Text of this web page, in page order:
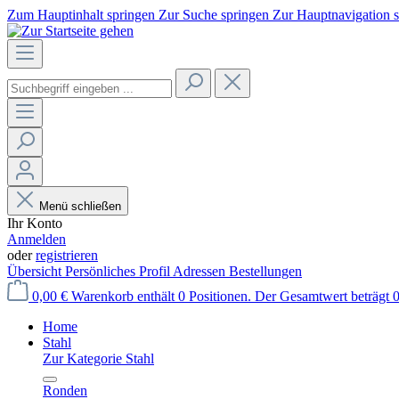
Zum Hauptinhalt springen Zur Suche springen Zur Hauptnavigation
Menü schließen
Ihr Konto
Anmelden
oderregistrieren
Übersicht Persönliches Profil Adressen Bestellungen
0,00 € Warenkorb enthält 0 Positionen. Der Gesamtwert beträgt
Home
Stahl
Zur Kategorie Stahl
Ronden